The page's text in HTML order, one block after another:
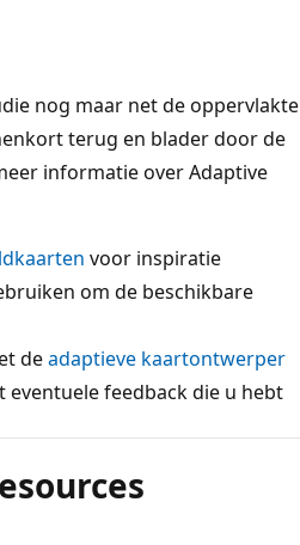
nog maar net de oppervlakte
terug en blader door de
informatie over Adaptive
voor inspiratie
om de beschikbare
deadaptieve kaartontwerper
eventuele feedback die u hebt